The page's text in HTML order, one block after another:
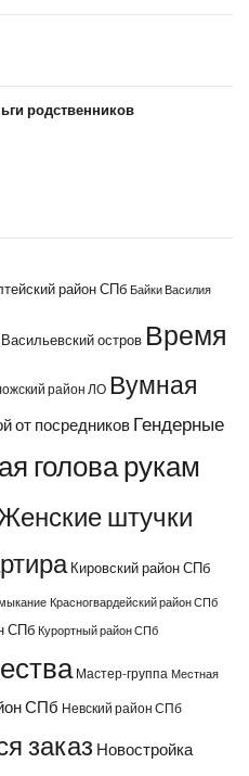
родственников
район СПб Байки Василия
Васильевский остров Время
район ЛО Вумная
от посредников Гендерные
голова рукам
штучки
Кировский район СПб
Красногвардейский район СПб
СПб Курортный район СПб
Мастер-группа Местная
СПб Невский район СПб
заказ Новостройка